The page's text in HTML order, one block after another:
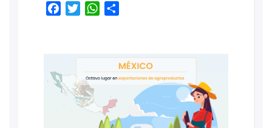
Facebook
TwitterWhatsApp